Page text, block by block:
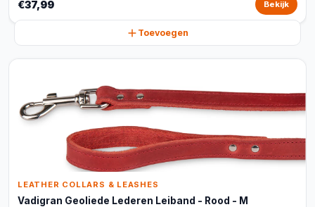
€37,99 Bekijk
Toevoegen
LEATHER COLLARS & LEASHES
Vadigran Geoliede Lederen Leiband - Rood - M